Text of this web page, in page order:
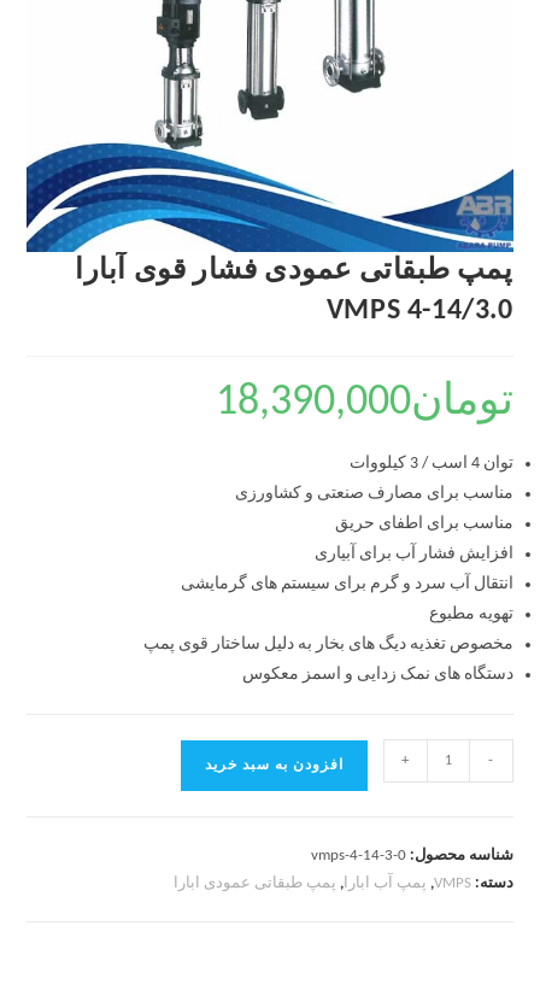
پمپ طبقاتی عمودی فشار قوی آبارا
VMPS 4-14/3.0
تومان18,390,000
توان 4 اسب / 3 کیلووات
مناسب برای مصارف صنعتی و کشاورزی
مناسب برای اطفای حریق
افزایش فشار آب برای آبیاری
انتقال آب سرد و گرم برای سیستم های گرمایشی
تهویه مطبوع
مخصوص تغذیه دیگ های بخار به دلیل ساختار قوی پمپ
دستگاه های نمک زدایی و اسمز معکوس
-
+ افزودن به سبد خرید
شناسه محصول:vmps-4-14-3-0
دسته:VMPS
, پمپ آب ابارا, پمپ طبقاتی عمودی ابارا